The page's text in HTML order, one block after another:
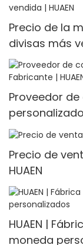
Precio de la
divisas más
Proveedor
Precio de
HUAEN
HUAEN |
moneda